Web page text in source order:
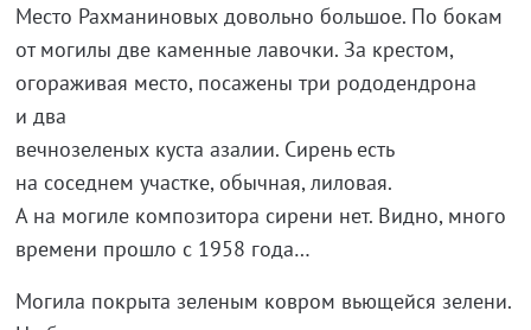
Место Рахманиновых довольно большое. По бокам
от могилы две каменные лавочки. За крестом,
огораживая место, посажены три рододендрона
и два
вечнозеленых куста азалии. Сирень есть
на соседнем участке, обычная, лиловая.
А на могиле композитора сирени нет. Видно, много
времени прошло с 1958 года…
Могила покрыта зеленым ковром вьющейся зелени.